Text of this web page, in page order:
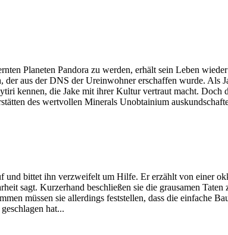
Planeten Pandora zu werden, erhält sein Leben
aus der DNS der Ureinwohner erschaffen wurde. Als
kennen, die Jake mit ihrer Kultur vertraut macht. Doch
des wertvollen Minerals Unobtainium
bittet ihn verzweifelt um Hilfe. Er erzählt von einer
sagt. Kurzerhand beschließen sie die grausamen
müssen sie allerdings feststellen, dass die einfache
hat...